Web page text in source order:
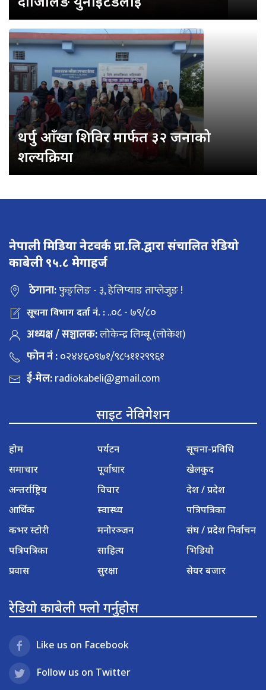
थर्पु आँखा शिविर मार्फत ३२ जनाको
शल्यक्रिया
नेपाली मिडिया नेटवर्क प्रा.लि.द्वारा संचालित रेडियो
काबेली ९५.८ मेगाहर्ज
ठेगाना:फुङ्लिङ - ३, हेलिप्याड ताप्लेजुङ !
सूचना विभाग दर्ता नं. :..०८ - ७९/८०
अध्यक्ष / सञ्चालक:लोकेन्द्र लिम्बू (लोकेश)
फोन नं :०२४४६०९७१/९८५११२९९६१
ई-मेल:radiokabeli@gmail.com
साइट नेविगेशन
होम
समाचार
अन्तर्राष्ट्रिय
आर्थिक
कभर स्टोरी
पत्रिपत्रिका
प्रवास
पर्यटन
पूर्वाधार
विचार
स्वास्थ्य
मनोरञ्जन
साहित्य
सुरक्षा
सूचना-प्रविधि
खेलकुद
देश / प्रदेश
पत्रिपत्रिका
संघ / प्रदेश निर्वाचन
भिडियो
सेयर बजार
रेडियो काबेली फ्लो गर्नुहोस
Like us on Facebook
Follow us on Twitter